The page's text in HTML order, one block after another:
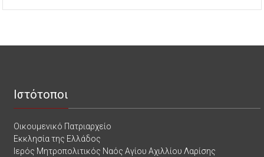
Ιστότοποι
Οικουμενικό Πατριαρχείο
Εκκλησία της Ελλάδος
Ιερός Μητροπολιτικός Ναός Αγίου Αχιλλίου Λαρίσης